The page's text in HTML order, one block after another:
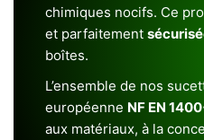
chimiques nocifs. Ce
et parfaitement
boîtes.
L’ensemble de nos
européenne NF EN
aux matériaux, à la